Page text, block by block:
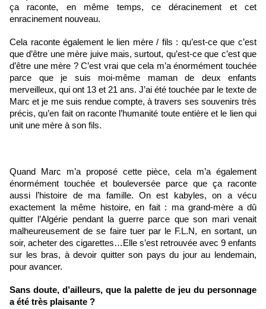
ça raconte, en même temps, ce déracinement et cet
enracinement nouveau.
Cela raconte également le lien mère / fils : qu’est-ce que c’est
que d’être une mère juive mais, surtout, qu’est-ce que c’est que
d’être une mère ? C’est vrai que cela m’a énormément touchée
parce que je suis moi-même maman de deux enfants
merveilleux, qui ont 13 et 21 ans. J’ai été touchée par le texte de
Marc et je me suis rendue compte, à travers ses souvenirs très
précis, qu’en fait on raconte l’humanité toute entière et le lien qui
unit une mère à son fils.
Quand Marc m’a proposé cette pièce, cela m’a également
énormément touchée et bouleversée parce que ça raconte
aussi l’histoire de ma famille. On est kabyles, on a vécu
exactement la même histoire, en fait : ma grand-mère a dû
quitter l’Algérie pendant la guerre parce que son mari venait
malheureusement de se faire tuer par le F.L.N, en sortant, un
soir, acheter des cigarettes…Elle s’est retrouvée avec 9 enfants
sur les bras, à devoir quitter son pays du jour au lendemain,
pour avancer.
Sans doute, d’ailleurs, que la palette de jeu du personnage
a été très plaisante ?